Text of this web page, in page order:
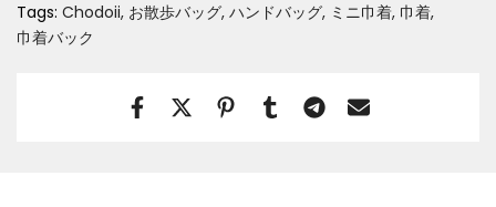
Tags: Chodoii お散歩バッグ ハンドバッグ ミニ巾着 巾着
巾着バック